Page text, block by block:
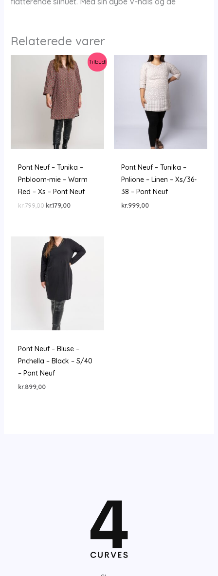
Relaterede varer
Tilbud!
Pont Neuf – Tunika –
Pnbloom-mie – Warm
Red – Xs – Pont Neuf
kr.799,00 Den
kr.799,00.
kr.179,00Den
Pont Neuf – Tunika –
Pnlione – Linen – Xs/36-
38 – Pont Neuf
kr.999,00
Pont Neuf – Bluse –
Pnchella – Black – S/40
– Pont Neuf
kr.899,00